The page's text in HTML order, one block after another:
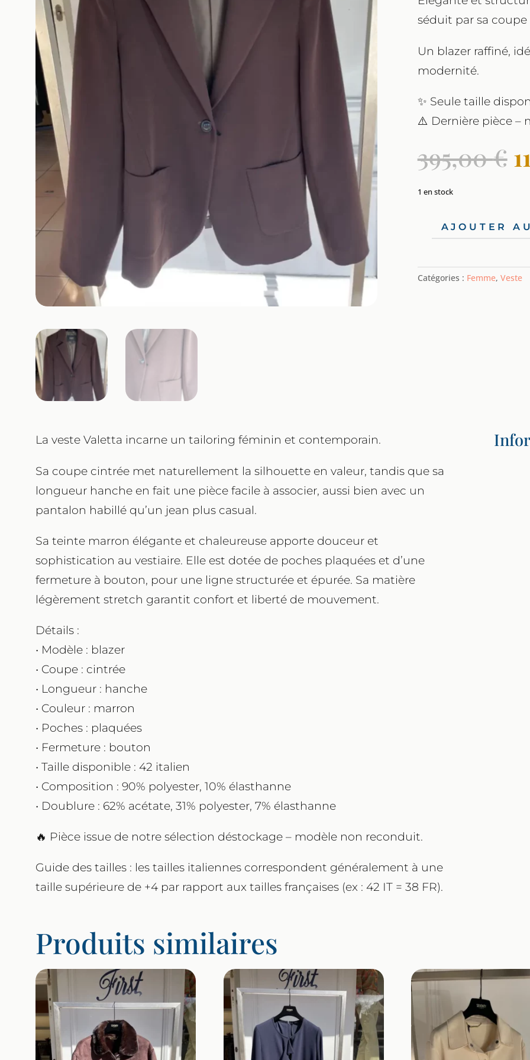
séduit par sa
Un blazer raffiné,
modernité.
✨ Seule taille
⚠️ Dernière pièce –
395,00€
1 en stock
quantité
Valetta
AJOUTER
Catégories : Femme, Veste
La veste Valetta incarne un tailoring féminin et contemporain.
Sa coupe cintrée met naturellement la silhouette en valeur, tandis que sa
longueur hanche en fait une pièce facile à associer, aussi bien avec un
pantalon habillé qu’un jean plus casual.
Sa teinte marron élégante et chaleureuse apporte douceur et
sophistication au vestiaire. Elle est dotée de poches plaquées et d’une
fermeture à bouton, pour une ligne structurée et épurée. Sa matière
légèrement stretch garantit confort et liberté de mouvement.
Détails :
• Modèle : blazer
• Coupe : cintrée
• Longueur : hanche
• Couleur : marron
• Poches : plaquées
• Fermeture : bouton
• Taille disponible : 42 italien
• Composition : 90% polyester, 10% élasthanne
• Doublure : 62% acétate, 31% polyester, 7% élasthanne
🔥 Pièce issue de notre sélection déstockage – modèle non reconduit.
Guide des tailles : les tailles italiennes correspondent généralement à une
taille supérieure de +4 par rapport aux tailles françaises (ex : 42 IT = 38 FR).
Produits similaires